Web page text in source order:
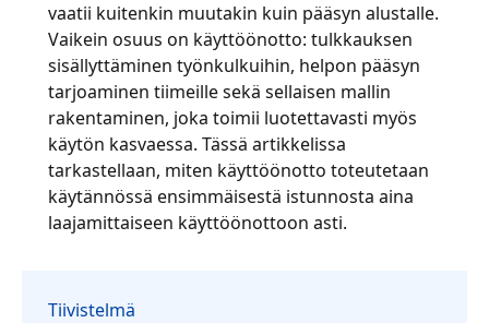
Kaikki toimialat
vaatii kuitenkin muutakin kuin pääsyn alustalle.
Vaikein osuus on käyttöönotto: tulkkauksen
sisällyttäminen työnkulkuihin, helpon pääsyn
tarjoaminen tiimeille sekä sellaisen mallin
rakentaminen, joka toimii luotettavasti myös
käytön kasvaessa. Tässä artikkelissa
tarkastellaan, miten käyttöönotto toteutetaan
käytännössä ensimmäisestä istunnosta aina
laajamittaiseen käyttöönottoon asti.
Tiivistelmä